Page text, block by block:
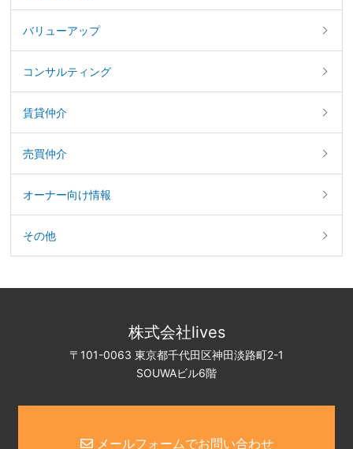
バリューアップ
コンサルティング
賃貸仲介
売買仲介
オーナー向け情報
その他
株式会社lives
〒101-0063 東京都千代田区神田淡路町2-1
SOUWAビル6階
メールフォームでお問い合わせ